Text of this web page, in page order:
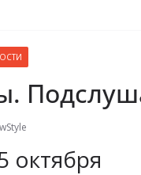
октября